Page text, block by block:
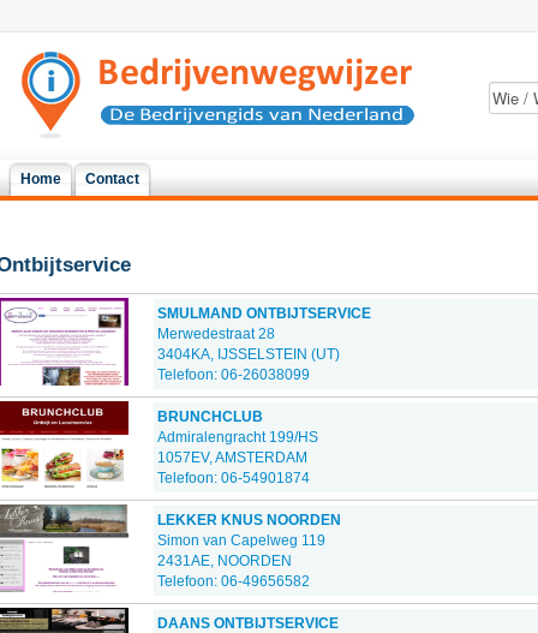
Home Contact
SMULMAND ONTBIJTSERVICE
Merwedestraat 28
3404KA, IJSSELSTEIN (UT)
Telefoon: 06-26038099
BRUNCHCLUB
Admiralengracht 199/HS
1057EV, AMSTERDAM
Telefoon: 06-54901874
LEKKER KNUS NOORDEN
Simon van Capelweg 119
2431AE, NOORDEN
Telefoon: 06-49656582
DAANS ONTBIJTSERVICE